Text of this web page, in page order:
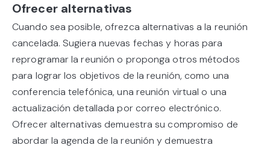
Ofrecer alternativas
Cuando sea posible, ofrezca alternativas a la reunión
cancelada. Sugiera nuevas fechas y horas para
reprogramar la reunión o proponga otros métodos
para lograr los objetivos de la reunión, como una
conferencia telefónica, una reunión virtual o una
actualización detallada por correo electrónico.
Ofrecer alternativas demuestra su compromiso de
abordar la agenda de la reunión y demuestra